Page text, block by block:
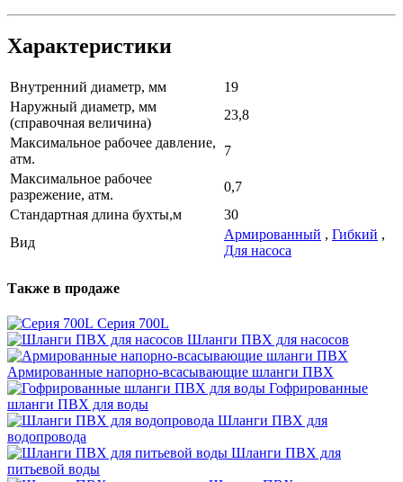
Характеристики
Внутренний диаметр, мм
19
Наружный диаметр, мм
(справочная величина)
23,8
Максимальное рабочее давление,
атм.
7
Максимальное рабочее
разрежение, атм.
0,7
Стандартная длина бухты,м
30
Вид
Армированный , Гибкий ,
Для насоса
Также в продаже
Серия 700L
Шланги ПВХ для насосов
Армированные напорно-всасывающие шланги ПВХ
Гофрированные
шланги ПВХ для воды
Шланги ПВХ для
водопровода
Шланги ПВХ для
питьевой воды